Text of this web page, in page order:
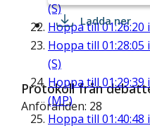
(S)
Hoppa till01:26:20
Hoppa till 01:28:05
(S)
Hoppa till 01:29:39
(MP)
Hoppa till 01:40:48
Ladda ner
Protokoll från
Anföranden: 28